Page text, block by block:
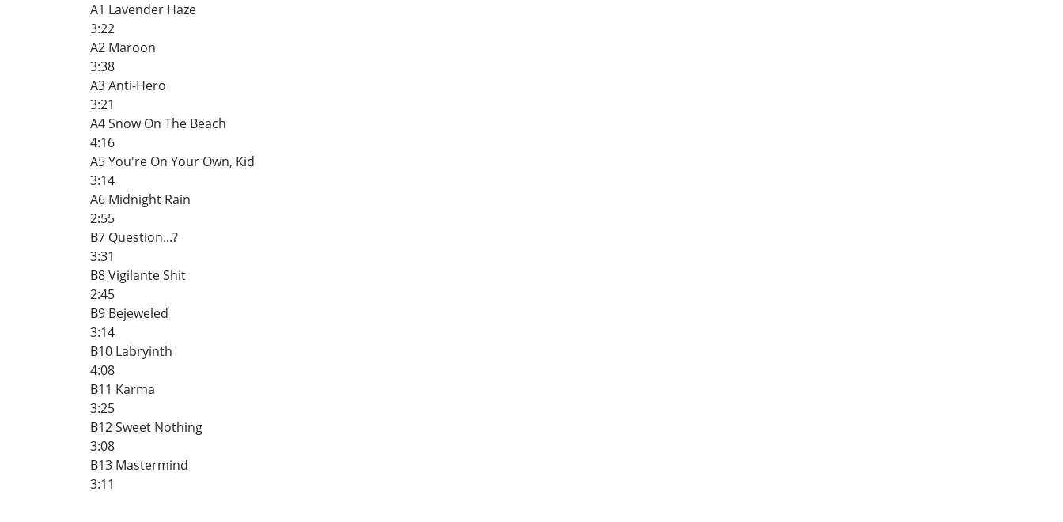
A1 Lavender Haze
3:22
A2 Maroon
3:38
A3 Anti-Hero
3:21
A4 Snow On The Beach
4:16
A5 You're On Your Own, Kid
3:14
A6 Midnight Rain
2:55
B7 Question...?
3:31
B8 Vigilante Shit
2:45
B9 Bejeweled
3:14
B10 Labryinth
4:08
B11 Karma
3:25
B12 Sweet Nothing
3:08
B13 Mastermind
3:11